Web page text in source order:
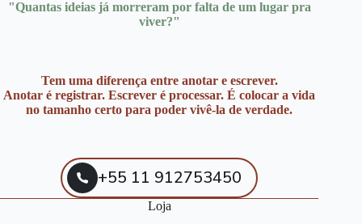
"Quantas ideias já morreram por falta de um lugar pra
viver?"
Tem uma diferença entre anotar e escrever.
Anotar é registrar. Escrever é processar. É colocar a vida
no tamanho certo para poder vivê-la de verdade.
+55 11 912753450
Loja